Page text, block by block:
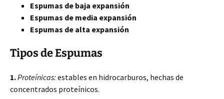
Espumas de baja expansión
Espumas de media expansión
Espumas de alta expansión
Tipos de Espumas
1.Proteínicas: estables en hidrocarburos, hechas de
concentrados proteínicos.